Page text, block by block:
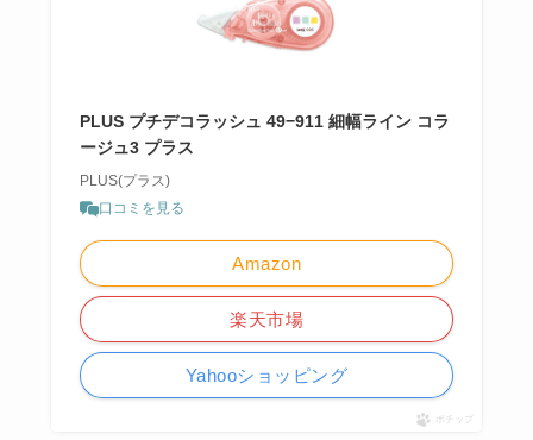
PLUS プチデコラッシュ 49−911 細幅ライン コラ
ージュ3 プラス
PLUS(プラス)
口コミを見る
Amazon
楽天市場
Yahooショッピング
ポチップ